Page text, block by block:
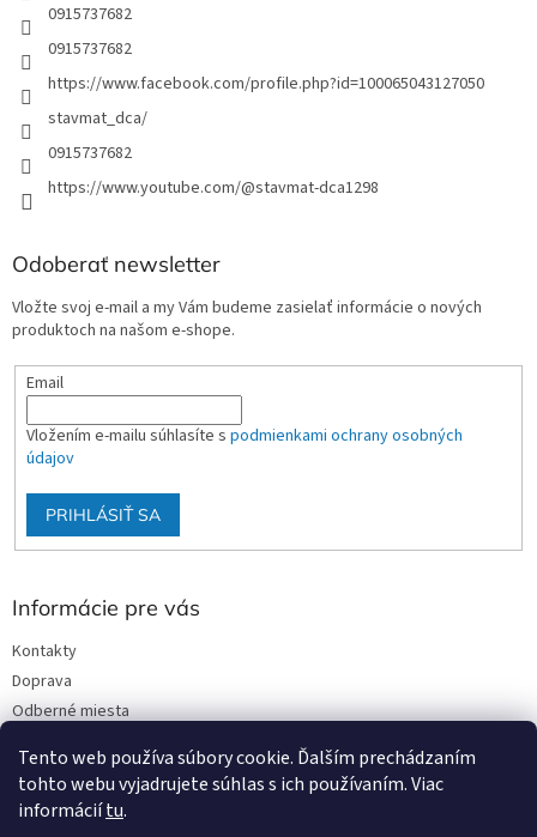
Tento web používa súbory cookie. Ďalším prechádzaním
tohto webu vyjadrujete súhlas s ich používaním. Viac
informáciítu.
0915737682
0915737682
https://www.facebook.com/profile.php?id=100065043127050
stavmat_dca/
0915737682
https://www.youtube.com/@stavmat-dca1298
Odoberať newsletter
Vložte svoj e-mail a my Vám budeme zasielať informácie o nových
produktoch na našom e-shope.
Email
Vložením e-mailu súhlasíte s podmienkami ochrany osobných
údajov
PRIHLÁSIŤ SA
Informácie pre vás
Kontakty
Doprava
Odberné miesta
Obchodné podmienky